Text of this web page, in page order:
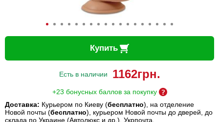
Купить
Есть в наличии 1162грн.
+23 бонусных баллов за покупку
Доставка: Курьером по Киеву (бесплатно), на отделение
Новой почты (бесплатно), курьером Новой почты до дверей, до
склада по Украине (Автолюкс и др.), Укрпочта.